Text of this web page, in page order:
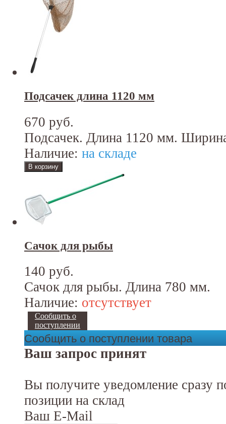
Подсачек длина 1120 мм
670 руб.
Подсачек. Длина 1120 мм.
Наличие: на складе
Сачок для рыбы
140 руб.
Сачок для рыбы. Длина 780 мм.
Наличие: отсутствует
Сообщить о
поступлении
Сообщить о поступлении товара
Ваш запрос принят
Вы получите уведомление сразу
позиции на склад
Ваш E-Mail